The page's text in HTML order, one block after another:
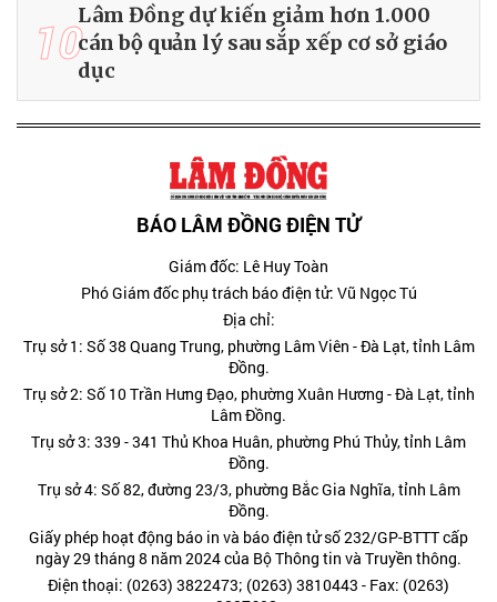
10Lâm Đồng dự kiến giảm hơn 1.000
cán bộ quản lý sau sắp xếp cơ sở giáo
dục
BÁO LÂM ĐỒNG ĐIỆN TỬ
Giám đốc: Lê Huy Toàn
Phó Giám đốc phụ trách báo điện tử: Vũ Ngọc Tú
Địa chỉ:
Trụ sở 1: Số 38 Quang Trung, phường Lâm Viên - Đà Lạt, tỉnh Lâm
Đồng.
Trụ sở 2: Số 10 Trần Hưng Đạo, phường Xuân Hương - Đà Lạt, tỉnh
Lâm Đồng.
Trụ sở 3: 339 - 341 Thủ Khoa Huân, phường Phú Thủy, tỉnh Lâm
Đồng.
Trụ sở 4: Số 82, đường 23/3, phường Bắc Gia Nghĩa, tỉnh Lâm
Đồng.
Giấy phép hoạt động báo in và báo điện tử số 232/GP-BTTT cấp
ngày 29 tháng 8 năm 2024 của Bộ Thông tin và Truyền thông.
Điện thoại: (0263) 3822473; (0263) 3810443 - Fax: (0263)